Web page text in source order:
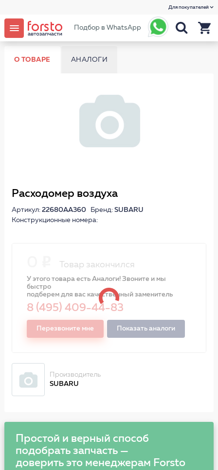
Для покупателей
Подбор в WhatsApp
О ТОВАРЕ АНАЛОГИ
Расходомер воздуха
Артикул: 22680AA360Бренд: SUBARU
Конструкционные номера:
Товар закончился
У этого товара есть Аналоги! Звоните и мы
быстро
подберем для вас качественный заменитель
8 (495) 409-44-83
Перезвоните мне Показать аналоги
Производитель
SUBARU
Простой и верный способ
подобрать запчасть —
доверить это менеджерам Forsto